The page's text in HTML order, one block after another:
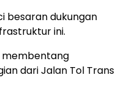
besaran dukungan
ini.
membentang
dari Jalan Tol Trans